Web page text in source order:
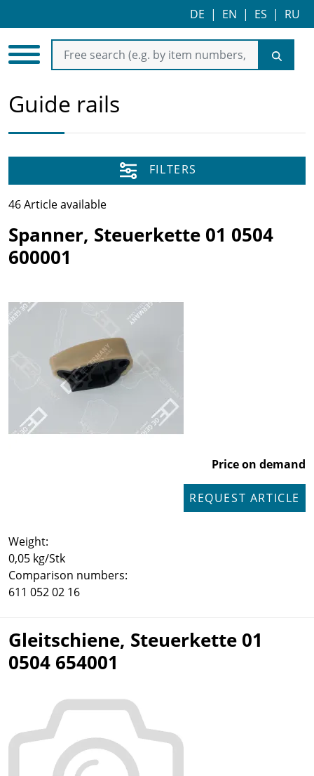
DE | EN | ES | RU
Guide rails
FILTERS
46 Article available
Spanner, Steuerkette 01 0504
600001
Price on demand
REQUEST ARTICLE
Weight:
0,05 kg/Stk
Comparison numbers:
611 052 02 16
Gleitschiene, Steuerkette 01
0504 654001